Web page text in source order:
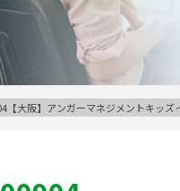
【大阪】アンガーマネジメントキッ